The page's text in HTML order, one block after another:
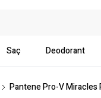
Saç Deodorant
Pantene Pro-V Miracles